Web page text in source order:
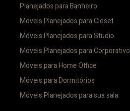
Planejados para Banheiro
Móveis Planejados para Closet
Móveis Planejados para Studio
Móveis Planejados para Corporativo
Móveis para Home Office
Móveis para Dormitórios
Móveis Planejados para sua sala